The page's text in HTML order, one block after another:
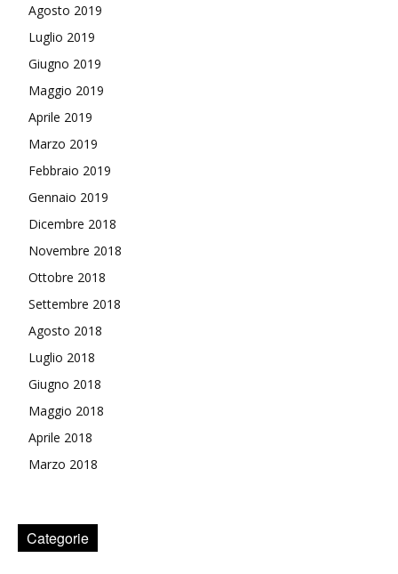
Agosto 2019
Luglio 2019
Giugno 2019
Maggio 2019
Aprile 2019
Marzo 2019
Febbraio 2019
Gennaio 2019
Dicembre 2018
Novembre 2018
Ottobre 2018
Settembre 2018
Agosto 2018
Luglio 2018
Giugno 2018
Maggio 2018
Aprile 2018
Marzo 2018
Categorie